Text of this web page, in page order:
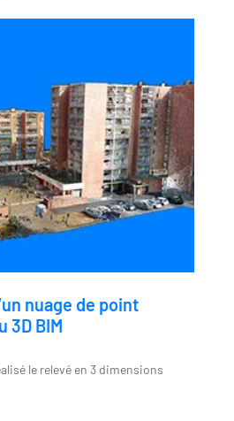
nuage de point
3D BIM
le relevé en 3 dimensions